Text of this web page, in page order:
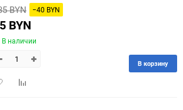
150
BYN −40 BYN
BYN
В наличии
Добавить
В корзину